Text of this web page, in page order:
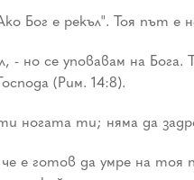
Бог е рекъл". Тоя път е
- но се уповавам на
(Рим. 14:8).
ногата ти; няма да
че е готов да умре на